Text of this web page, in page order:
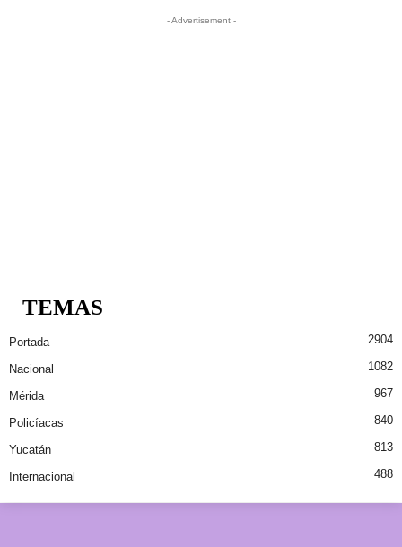
- Advertisement -
TEMAS
Portada 2904
Nacional 1082
Mérida 967
Policíacas 840
Yucatán 813
Internacional 488